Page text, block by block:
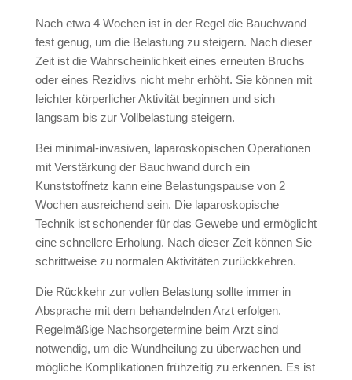
Nach etwa 4 Wochen ist in der Regel die Bauchwand
fest genug, um die Belastung zu steigern. Nach dieser
Zeit ist die Wahrscheinlichkeit eines erneuten Bruchs
oder eines Rezidivs nicht mehr erhöht. Sie können mit
leichter körperlicher Aktivität beginnen und sich
langsam bis zur Vollbelastung steigern.
Bei minimal-invasiven, laparoskopischen Operationen
mit Verstärkung der Bauchwand durch ein
Kunststoffnetz kann eine Belastungspause von 2
Wochen ausreichend sein. Die laparoskopische
Technik ist schonender für das Gewebe und ermöglicht
eine schnellere Erholung. Nach dieser Zeit können Sie
schrittweise zu normalen Aktivitäten zurückkehren.
Die Rückkehr zur vollen Belastung sollte immer in
Absprache mit dem behandelnden Arzt erfolgen.
Regelmäßige Nachsorgetermine beim Arzt sind
notwendig, um die Wundheilung zu überwachen und
mögliche Komplikationen frühzeitig zu erkennen. Es ist